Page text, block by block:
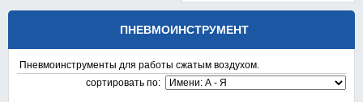
ПНЕВМОИНСТРУМЕНТ
Пневмоинструменты для работы сжатым воздухом.
cортировать по: